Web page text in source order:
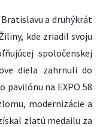
a druhýkrát
kde zriadil svoju
spoločenskej
diela zahrnuli do
pavilónu na EXPO 58
modernizácie a
zlatú medailu za